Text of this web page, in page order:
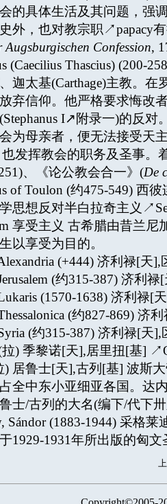
的具体生活及其问题，强
外，也对教宗职↗papacy
Confession,
(Caecilius Thascius) (200-
迦太基(Carthage)主教。
弃信仰。他严格要求悔改
I↗附录一)的反
会为母亲者，便无法接受天
也发挥教会的职务及圣事。
、《论公教会合一》(De
of Toulon (约475-549) 西
思想反对半白拉奇主义
享受主义 古希腊由昔兰尼
以享受为目的。
(+444) 济利禄[天
(约315-387) 济利
(1570-1638) 济利禄[
(约827-869) 济
(约315-387) 济利禄[天
拉) 季黎诺[天],居里扭[基]
) 居鲁士[天],古列[基] 波斯
全中东小亚细亚各国。达
士/古列的大名(编下/代下
Sándor (1883-1944) 采格
1929-1931年所出版的匈